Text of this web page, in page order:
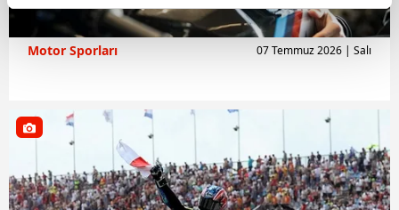
reklamların maliyetlerimizi karşılamak noktasında tek gelir
kalemimiz olduğunu sizlere hatırlatmak isteriz.
gösterilmeyecektir."
Sizlere daha iyi bir hizmet sunabilmek için İnternet
Sitemizde kendimize ve üçüncü kişilere ait çerezler
kullanılmaktadır. Bu çerezler vasıtasıyla çeşitli kişisel
Motor Sporları 07 Temmuz 2026 | Salı